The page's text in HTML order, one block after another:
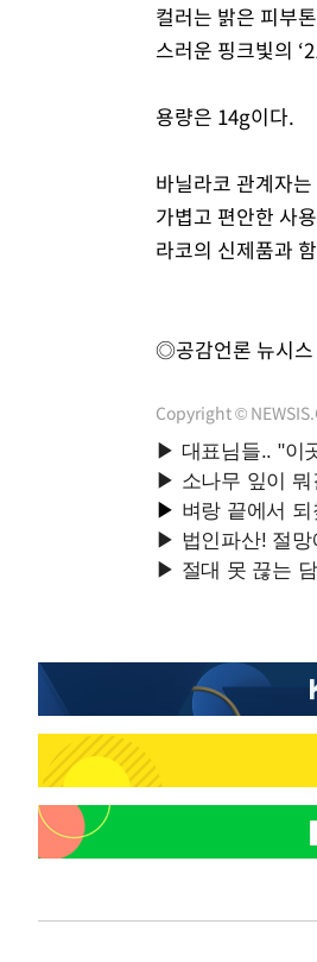
컬러는 밝은 피부
스러운 핑크빛의
용량은 14g이다.
바닐라코 관계자
가볍고 편안한 사
라코의 신제품과
◎공감언론 뉴시스
Copyright ©